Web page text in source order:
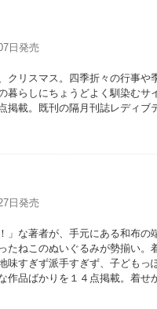
日発売
クリスマス。四季折々の行事や
暮らしにちょうどよく馴染むサ
掲載。既刊の隔月刊誌レディブ
日発売
」な著者が、手元にある和布の
たねこのぬいぐるみが勢揃い。
すぎず派手すぎず、子どもっ
作品ばかりを１４点掲載。着せ